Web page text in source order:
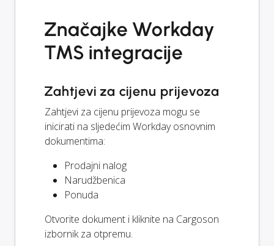
Značajke Workday
TMS integracije
Zahtjevi za cijenu prijevoza
Zahtjevi za cijenu prijevoza mogu se
inicirati na sljedećim Workday osnovnim
dokumentima:
Prodajni nalog
Narudžbenica
Ponuda
Otvorite dokument i kliknite na Cargoson
izbornik za otpremu.